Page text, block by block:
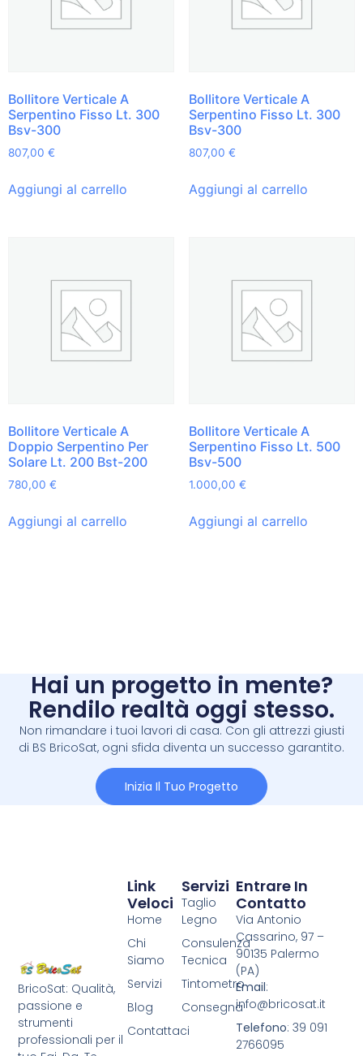
Bollitore Verticale A
Serpentino Fisso Lt. 300
Bsv-300
807,00 €
Aggiungi al carrello
Bollitore Verticale A
Serpentino Fisso Lt. 300
Bsv-300
807,00 €
Aggiungi al carrello
Bollitore Verticale A
Doppio Serpentino Per
Solare Lt. 200 Bst-200
780,00 €
Aggiungi al carrello
Bollitore Verticale A
Serpentino Fisso Lt. 500
Bsv-500
1.000,00 €
Aggiungi al carrello
Hai un progetto in mente?
Rendilo realtà oggi stesso.
Non rimandare i tuoi lavori di casa. Con gli attrezzi giusti
di BS BricoSat, ogni sfida diventa un successo garantito.
Inizia Il Tuo Progetto
BricoSat: Qualità,
passione e
strumenti
professionali per il
Servizi
Taglio
Legno
Consulenza
Tecnica
Tintometro
Consegna
Link
Veloci
Home
Chi
Siamo
Servizi
Blog
Contattaci
Entrare In
Contatto
Via Antonio
Cassarino, 97 –
90135 Palermo
(PA)
Email:
info@bricosat.it
Telefono: 39 091
2766095